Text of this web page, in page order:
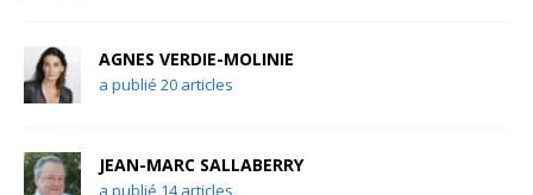
AGNES VERDIE-MOLINIE
a publié 20 articles
JEAN-MARC SALLABERRY
a publié 14 articles